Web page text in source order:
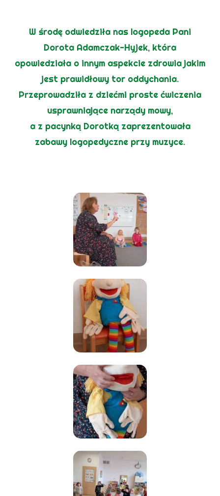
W środę odwiedziła nas logopeda Pani
Dorota Adamczak-Hyjek, która
opowiedziała o innym aspekcie zdrowia jakim
jest prawidłowy tor oddychania.
Przeprowadziła z dziećmi proste ćwiczenia
usprawniające narządy mowy,
a z pacynką Dorotką zaprezentowała
zabawy logopedyczne przy muzyce.